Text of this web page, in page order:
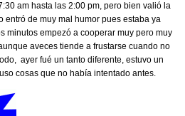
am hasta las 2:00 pm, pero bien valió la
de muy mal humor pues estaba ya
minutos empezó a cooperar muy pero muy
aveces tiende a frustarse cuando no
ayer fué un tanto diferente, estuvo un
cosas que no había intentado antes.